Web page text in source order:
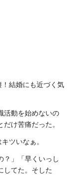
！結婚にも近づく気
活動を始めないの
け苦痛だった。
ツいなぁ。
？」「早くいっし
してた。そした